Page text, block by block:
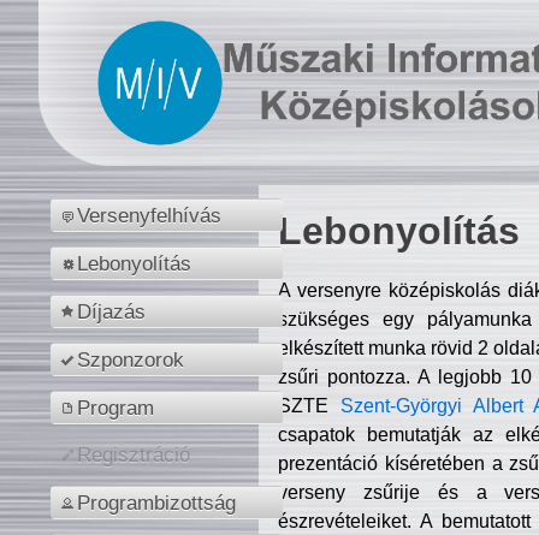
Versenyfelhívás
Lebonyolítás
Díjazás
Szponzorok
Program
Regisztráció
Programbizottság
Lebonyolítás
A versenyre középiskolás
szükséges egy
elkészített munka rövid 2
zsűri pontozza. A legjobb
SZTE Szent-Györgyi Albert
csapatok bemutatják az
prezentáció kíséretében a
verseny zsűrije és a
észrevételeiket. A